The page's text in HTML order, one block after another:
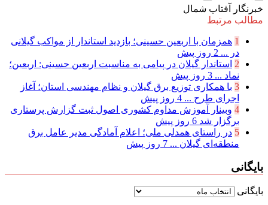
خبرنگار آفتاب شمال
مطالب مرتبط
1 همزمان با اربعین حسینی؛ بازدید استاندار از مواکب گیلانی
در ... 2 روز پیش
2 استاندار گیلان در پیامی به مناسبت اربعین حسینی: اربعین؛
نماد ... 3 روز پیش
3 با همکاری توزیع برق گیلان و نظام مهندسی استان؛ آغاز
اجرای طرح ... 4 روز پیش
4 وبینار آموزش مداوم کشوری اصول ثبت گزارش پرستاری
برگزار شد 6 روز پیش
5 در راستای همدلی ملی؛ اعلام آمادگی مدیر عامل برق
منطقه‌ای گیلان ... 7 روز پیش
بایگانی
بایگانی